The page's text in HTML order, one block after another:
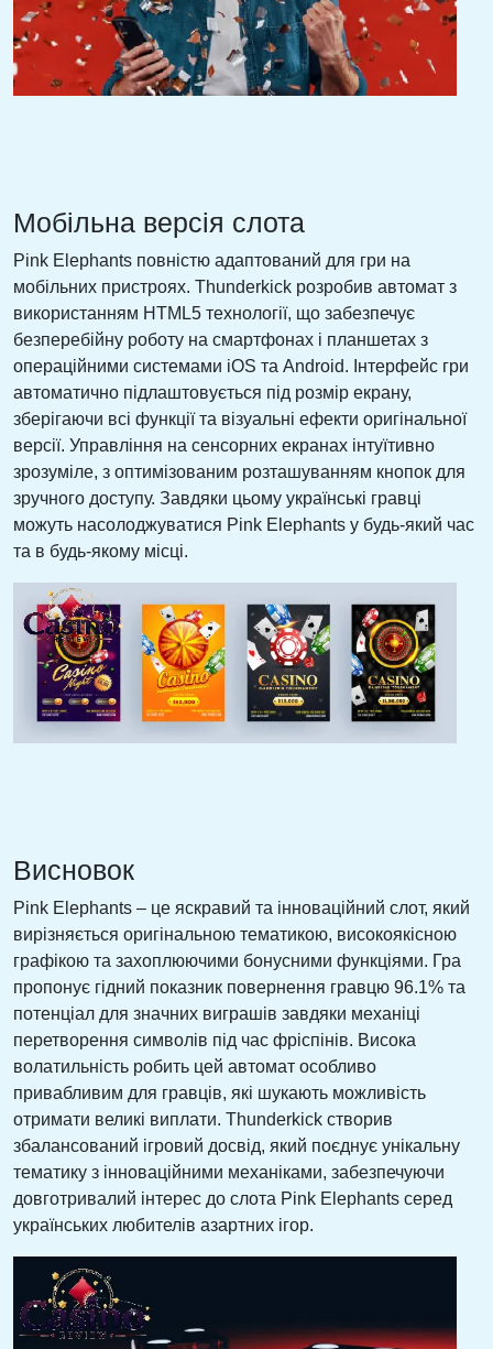
Мобільна версія слота
Pink Elephants повністю адаптований для гри на
мобільних пристроях. Thunderkick розробив автомат з
використанням HTML5 технології, що забезпечує
безперебійну роботу на смартфонах і планшетах з
операційними системами iOS та Android. Інтерфейс гри
автоматично підлаштовується під розмір екрану,
зберігаючи всі функції та візуальні ефекти оригінальної
версії. Управління на сенсорних екранах інтуїтивно
зрозуміле, з оптимізованим розташуванням кнопок для
зручного доступу. Завдяки цьому українські гравці
можуть насолоджуватися Pink Elephants у будь-який час
та в будь-якому місці.
Висновок
Pink Elephants – це яскравий та інноваційний слот, який
вирізняється оригінальною тематикою, високоякісною
графікою та захоплюючими бонусними функціями. Гра
пропонує гідний показник повернення гравцю 96.1% та
потенціал для значних виграшів завдяки механіці
перетворення символів під час фріспінів. Висока
волатильність робить цей автомат особливо
привабливим для гравців, які шукають можливість
отримати великі виплати. Thunderkick створив
збалансований ігровий досвід, який поєднує унікальну
тематику з інноваційними механіками, забезпечуючи
довготривалий інтерес до слота Pink Elephants серед
українських любителів азартних ігор.